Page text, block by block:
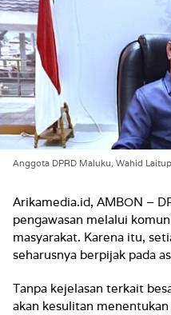
Anggota DPRD Maluku, Wahid
Arikamedia.id, AMBON –
pengawasan melalui
masyarakat. Karena itu,
seharusnya berpijak pada
Tanpa kejelasan terkait
akan kesulitan